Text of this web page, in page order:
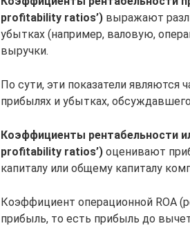
profitability ratios’) выражают
убытках (например, валовую,
выручки.
По сути, эти показатели являются
прибылях и убытках,
Коэффициенты рентабельности
profitability ratios’) оценивают
капиталу или общему капиталу
Коэффициент операционной ROA
прибыль, то есть прибыль до